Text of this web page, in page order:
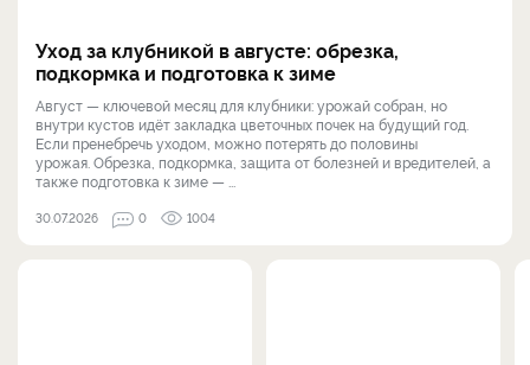
Уход за клубникой в августе: обрезка,
подкормка и подготовка к зиме
Август — ключевой месяц для клубники: урожай собран, но
внутри кустов идёт закладка цветочных почек на будущий год.
Если пренебречь уходом, можно потерять до половины
урожая. Обрезка, подкормка, защита от болезней и вредителей, а
также подготовка к зиме — ...
30.07.2026 0 1004